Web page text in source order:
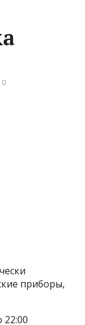
0
приборы,